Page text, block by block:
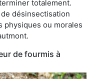
totalement.
désinsectisation
physiques ou morales
de fourmis à